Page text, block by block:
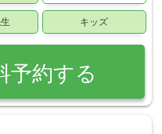
キッズ
予約する